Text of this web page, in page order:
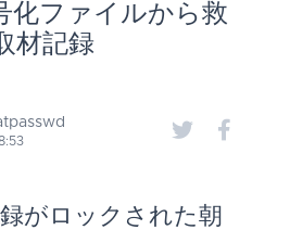
化ファイルから救
材記録
がロックされた朝